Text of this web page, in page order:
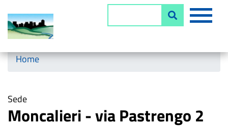
Salta
Horizontal menu
Home
Sede
Moncalieri - via Pastrengo 2